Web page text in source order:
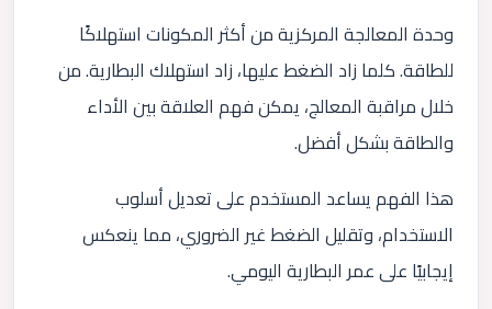
وحدة المعالجة المركزية من أكثر المكونات استهلاكًا
للطاقة. كلما زاد الضغط عليها، زاد استهلاك البطارية. من
خلال مراقبة المعالج، يمكن فهم العلاقة بين الأداء
والطاقة بشكل أفضل.
هذا الفهم يساعد المستخدم على تعديل أسلوب
الاستخدام، وتقليل الضغط غير الضروري، مما ينعكس
إيجابيًا على عمر البطارية اليومي.